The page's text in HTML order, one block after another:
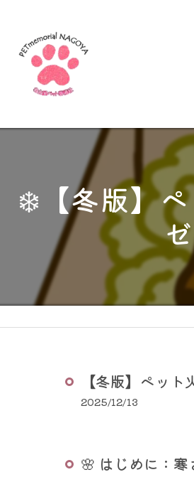
❄️【冬版】
【冬版】ペッ
2025/12/13
🌸 はじめに：